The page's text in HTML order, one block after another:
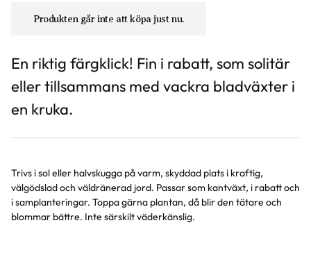
Produkten går inte att köpa just nu.
En riktig färgklick! Fin i rabatt, som solitär
eller tillsammans med vackra bladväxter i
en kruka.
Trivs i sol eller halvskugga på varm, skyddad plats i kraftig,
välgödslad och väldränerad jord. Passar som kantväxt, i rabatt och
i samplanteringar. Toppa gärna plantan, då blir den tätare och
blommar bättre. Inte särskilt väderkänslig.